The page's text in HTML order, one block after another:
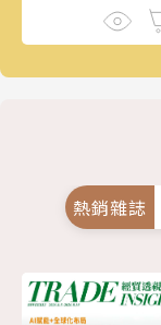
熱銷雜誌